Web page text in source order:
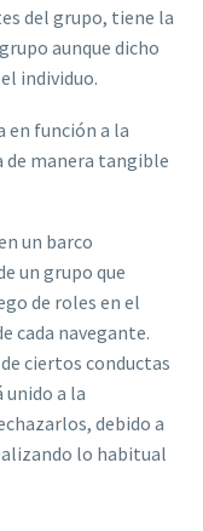
del grupo, tiene la
aunque dicho
individuo.
en función a la
de manera tangible
un barco
un grupo que
de roles en el
cada navegante.
ciertos conductas
a la
debido a
lo habitual